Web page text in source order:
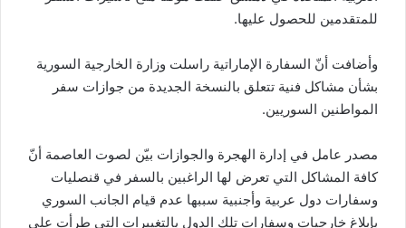
للمتقدمين للحصول عليها.
وأضافت أنّ السفارة الإماراتية راسلت وزارة الخارجية السورية
بشأن مشاكل فنية تتعلق بالنسخة الجديدة من جوازات سفر
المواطنين السوريين.
مصدر عامل في إدارة الهجرة والجوازات بيّن لصوت العاصمة أنّ
كافة المشاكل التي تعرض لها الراغبين بالسفر في قنصليات
وسفارات دول عربية وأجنبية سببها عدم قيام الجانب السوري
بإبلاغ خارجيات وسفارات تلك الدول بالتغييرات التي طرأت على